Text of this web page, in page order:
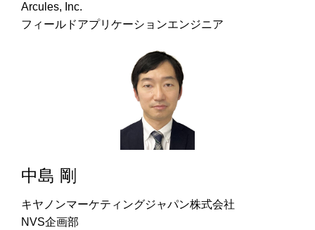
Arcules, Inc.
フィールドアプリケーションエンジニア
中島 剛
キヤノンマーケティングジャパン株式会社
NVS企画部